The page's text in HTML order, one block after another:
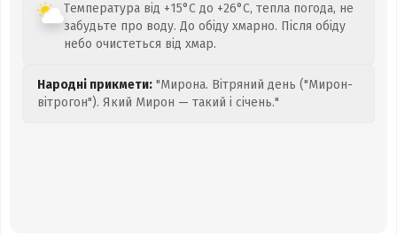
Температура від +15°C до +26°C, тепла погода, не
забудьте про воду. До обіду хмарно. Після обіду
небо очистеться від хмар.
Народні прикмети: "Мирона. Вітряний день ("Мирон-
вітрогон"). Який Мирон — такий і січень."